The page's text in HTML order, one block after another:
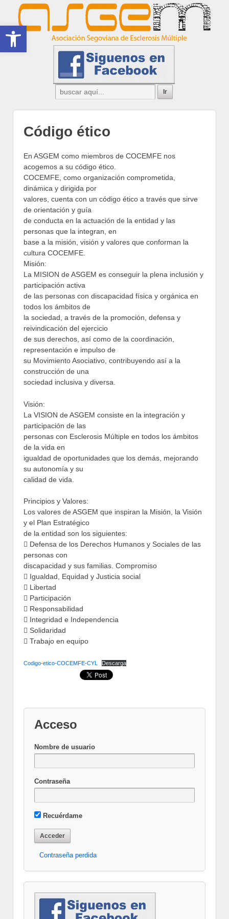
Código ético
En ASGEM como miembros de COCEMFE nos
acogemos a su código ético.
COCEMFE, como organización comprometida,
dinámica y dirigida por
valores, cuenta con un código ético a través que sirve
de orientación y guía
de conducta en la actuación de la entidad y las
personas que la integran, en
base a la misión, visión y valores que conforman la
cultura COCEMFE.
Misión:
La MISION de ASGEM es conseguir la plena inclusión y
participación activa
de las personas con discapacidad física y orgánica en
todos los ámbitos de
la sociedad, a través de la promoción, defensa y
reivindicación del ejercicio
de sus derechos, así como de la coordinación,
representación e impulso de
su Movimiento Asociativo, contribuyendo así a la
construcción de una
sociedad inclusiva y diversa.
Visión:
La VISION de ASGEM consiste en la integración y
participación de las
personas con Esclerosis Múltiple en todos los ámbitos
de la vida en
igualdad de oportunidades que los demás, mejorando
su autonomía y su
calidad de vida.
Principios y Valores:
Los valores de ASGEM que inspiran la Misión, la Visión
y el Plan Estratégico
de la entidad son los siguientes:
 Defensa de los Derechos Humanos y Sociales de las
personas con
discapacidad y sus familias. Compromiso
 Igualdad, Equidad y Justicia social
 Libertad
 Participación
 Responsabilidad
 Integridad e Independencia
 Solidaridad
 Trabajo en equipo
Codigo-etico-COCEMFE-CYL Descarga
Acceso
Nombre de usuario
Contraseña
Recuérdame
Contraseña perdida
Abrir barra de herramientas